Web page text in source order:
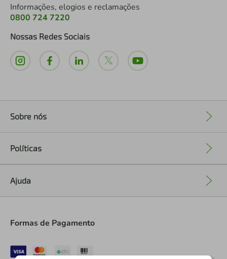
Informações, elogios e reclamações
0800 724 7220
Nossas Redes Sociais
Sobre nós
Políticas
Ajuda
Formas de Pagamento